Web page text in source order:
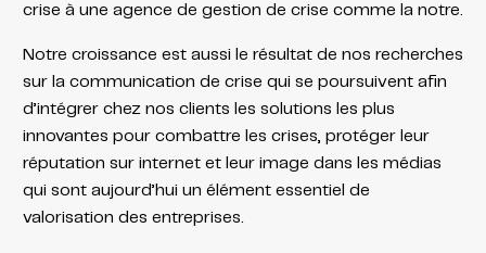
crise à une agence de gestion de crise comme la notre.
Notre croissance est aussi le résultat de nos recherches
sur la communication de crise qui se poursuivent afin
d’intégrer chez nos clients les solutions les plus
innovantes pour combattre les crises, protéger leur
réputation sur internet et leur image dans les médias
qui sont aujourd’hui un élément essentiel de
valorisation des entreprises.